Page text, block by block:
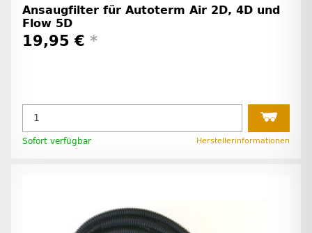
Ansaugfilter für Autoterm Air 2D, 4D und
Flow 5D
19,95 € *
Sofort verfügbar Herstellerinformationen